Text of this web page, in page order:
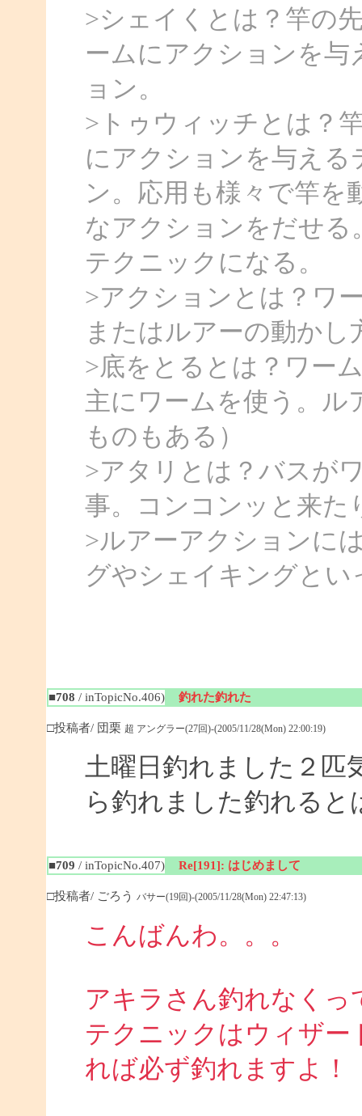
>シェイくとは？竿の
ームにアクションを
ョン。
>トゥウィッチとは？
にアクションを与え
ン。応用も様々で竿を
なアクションをだせ
テクニックになる。
>アクションとは？ワ
またはルアーの動かし
>底をとるとは？ワー
主にワームを使う。ル
ものもある）
>アタリとは？バスが
事。コンコンッと来た
>ルアーアクションに
グやシェイキングと
■708 / inTopicNo.406) 釣れた釣れた
□投稿者/ 団栗 超 アングラー(27回)-(2005/11/28(Mon) 22:00:19)
土曜日釣れました２匹
ら釣れました釣れる
■709 / inTopicNo.407) Re[191]: はじめまして
□投稿者/ ごろう バサー(19回)-(2005/11/28(Mon) 22:47:13)
こんばんわ。。。
アキラさん釣れなく
テクニックはウィザ
れば必ず釣れますよ！